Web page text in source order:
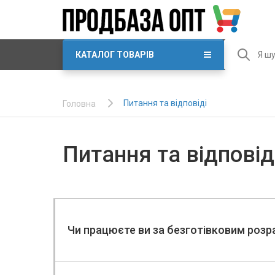
КАТАЛОГ ТОВАРІВ
Головна Питання та відповіді
Питання та
Чи працюєте ви за безготiвковим